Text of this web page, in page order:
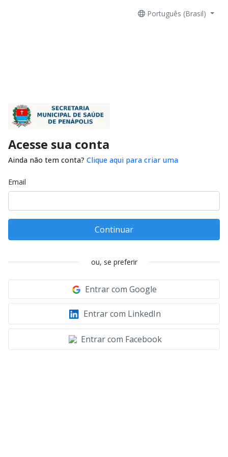
Português (Brasil)
Acesse sua conta
Ainda não tem conta? Clique aqui para criar uma
Email
Continuar
ou, se preferir
Entrar com Google
Entrar com LinkedIn
Entrar com Facebook